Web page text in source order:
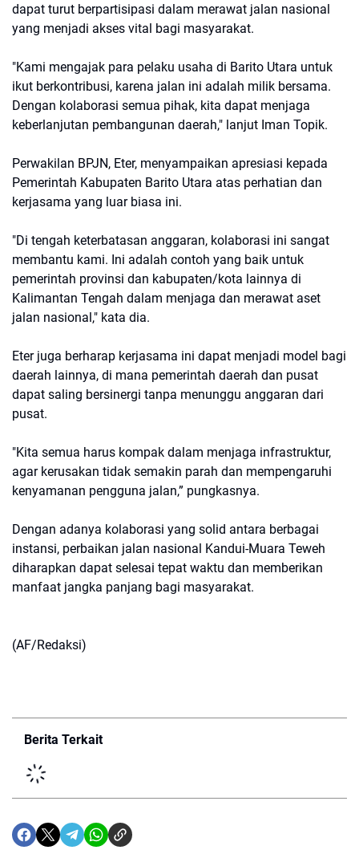
dapat turut berpartisipasi dalam merawat jalan nasional
yang menjadi akses vital bagi masyarakat.
"Kami mengajak para pelaku usaha di Barito Utara untuk
ikut berkontribusi, karena jalan ini adalah milik bersama.
Dengan kolaborasi semua pihak, kita dapat menjaga
keberlanjutan pembangunan daerah," lanjut Iman Topik.
Perwakilan BPJN, Eter, menyampaikan apresiasi kepada
Pemerintah Kabupaten Barito Utara atas perhatian dan
kerjasama yang luar biasa ini.
"Di tengah keterbatasan anggaran, kolaborasi ini sangat
membantu kami. Ini adalah contoh yang baik untuk
pemerintah provinsi dan kabupaten/kota lainnya di
Kalimantan Tengah dalam menjaga dan merawat aset
jalan nasional," kata dia.
Eter juga berharap kerjasama ini dapat menjadi model bagi
daerah lainnya, di mana pemerintah daerah dan pusat
dapat saling bersinergi tanpa menunggu anggaran dari
pusat.
"Kita semua harus kompak dalam menjaga infrastruktur,
agar kerusakan tidak semakin parah dan mempengaruhi
kenyamanan pengguna jalan,” pungkasnya.
Dengan adanya kolaborasi yang solid antara berbagai
instansi, perbaikan jalan nasional Kandui-Muara Teweh
diharapkan dapat selesai tepat waktu dan memberikan
manfaat jangka panjang bagi masyarakat.
(AF/Redaksi)
Berita Terkait